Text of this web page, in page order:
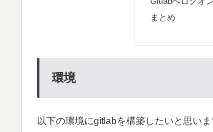
まとめ
環境
以下の環境にgitlabを構築したいと思い